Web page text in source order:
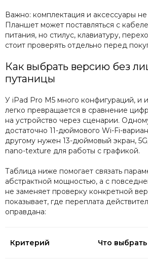
Важно: комплектация и аксессуары
Планшет может поставляться с
питания, но стилус, клавиатуру,
стоит проверять отдельно перед
Как выбрать версию без
путаницы
У iPad Pro M5 много конфигураций, и
легко превращается в сравнение
на устройство через сценарии.
достаточно 11-дюймового Wi-Fi-
другому нужен 13-дюймовый экран,
nano-texture для работы с графикой.
Таблица ниже помогает связать
абстрактной мощностью, а с
не заменяет проверку конкретной
показывает, где переплата
оправдана:
Критерий Что выбрать